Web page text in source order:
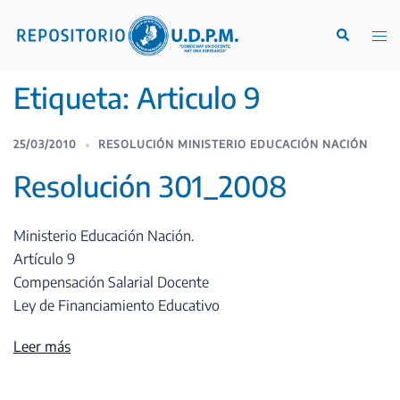
Etiqueta: Articulo 9
25/03/2010 RESOLUCIÓN MINISTERIO EDUCACIÓN NACIÓN
Resolución 301_2008
Ministerio Educación Nación.
Artículo 9
Compensación Salarial Docente
Ley de Financiamiento Educativo
Leer más